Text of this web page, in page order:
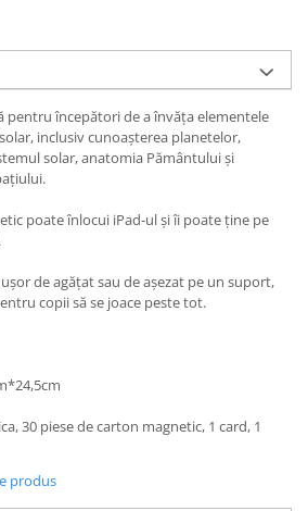
pentru începători de a învăța elementele
inclusiv cunoașterea planetelor,
solar, anatomia Pământului și
poate înlocui iPad-ul și îi poate ține pe
de agățat sau de așezat pe un suport,
copii să se joace peste tot.
30 piese de carton magnetic, 1 card, 1
produs